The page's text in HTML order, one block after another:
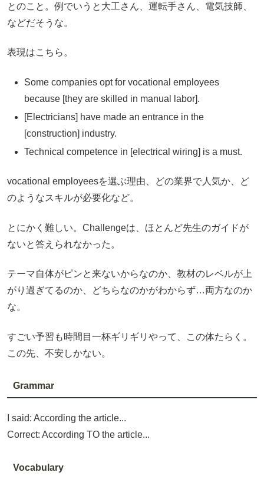
とのこと。例でいうと大工さん、運転手さん、電気技師、
などだそうな。
表現はこちら。
Some companies opt for vocational employees
because [they are skilled in manual labor].
[Electricians] have made an entrance in the
[construction] industry.
Technical competence in [electrical wiring] is a must.
vocational employeesを選ぶ理由、どの業界で人気か、ど
のようなスキルが必要化など。
とにかく難しい。Challengeは、ほとんど先生のガイドが
ないと答えられなかった。
テーマ自体がピンと来ないからなのか、教材のレベルが上
がり過ぎてるのか、どちらなのかがわからず…両方なのか
な。
すごい予習も時間目一杯ギリギリやって、この体たらく。
この先、不安しかない。
Grammar
I said: According the article...
Correct: According TO the article...
Vocabulary